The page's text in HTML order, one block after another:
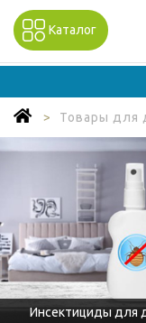
Каталог
Товары для
Инсектициды для